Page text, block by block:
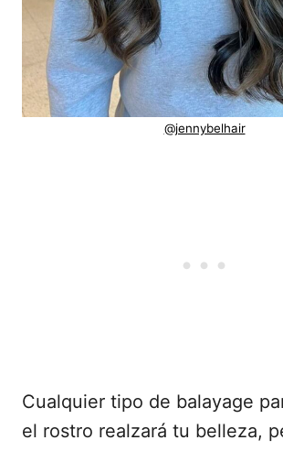
@jennybelhair
Cualquier tipo de balayage
el rostro realzará tu belleza,